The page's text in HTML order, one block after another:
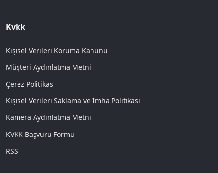
Kvkk
Kişisel Verileri Koruma Kanunu
Müşteri Aydınlatma Metni
Çerez Politikası
Kişisel Verileri Saklama ve İmha Politikası
Kamera Aydınlatma Metni
KVKK Başvuru Formu
RSS